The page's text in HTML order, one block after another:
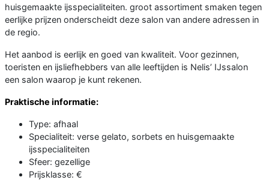
huisgemaakte ijsspecialiteiten. groot assortiment smaken tegen
eerlijke prijzen onderscheidt deze salon van andere adressen in
de regio.
Het aanbod is eerlijk en goed van kwaliteit. Voor gezinnen,
toeristen en ijsliefhebbers van alle leeftijden is Nelis’ IJssalon
een salon waarop je kunt rekenen.
Praktische informatie:
Type: afhaal
Specialiteit: verse gelato, sorbets en huisgemaakte
ijsspecialiteiten
Sfeer: gezellige
Prijsklasse: €